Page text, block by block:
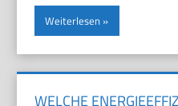
Weiterlesen
WELCHE